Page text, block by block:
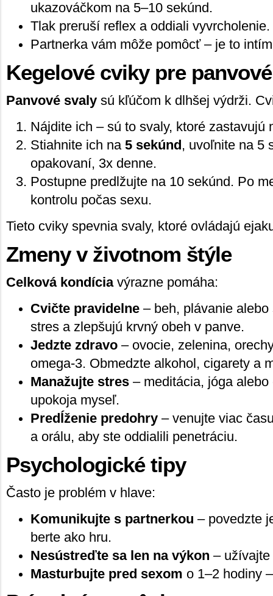
ukazováčkom na 5–10 sekúnd.
Tlak preruší reflex a oddiali vyvrcholenie.
Partnerka vám môže pomôcť – je to
Kegelové cviky pre
Panvové svaly sú kľúčom k dlhšej výdrži.
Nájdite ich – sú to svaly, ktoré zastavujú
Stiahnite ich na 5 sekúnd , uvoľnite na 5
opakovaní, 3x denne.
Postupne predlžujte na 10 sekúnd. Po
kontrolu počas sexu.
Tieto cviky spevnia svaly, ktoré ovládajú
Zmeny v životnom štýle
Celková kondíciavýrazne pomáha:
Cvičte pravidelne – beh, plávanie
stres a zlepšujú krvný obeh v panve.
Jedzte zdravo – ovocie, zelenina,
omega-3. Obmedzte alkohol, cigarety a
Manažujte stres – meditácia, jóga
upokoja myseľ.
Predĺženie predohry – venujte viac
a orálu, aby ste oddialili penetráciu.
Psychologické tipy
Často je problém v hlave:
Komunikujte s partnerkou – povedzte
berte ako hru.
Nesústreďte sa len na výkon –
Masturbujte pred sexom o 1–2 hodiny